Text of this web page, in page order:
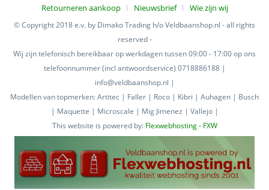
Retourneren aankoop
Nieuwsbrief Wie zijn wij
© Copyright 2018 e.v. by Dimako Trading h/o Veldbaanshop.nl - all rights
reserved -
Wij zijn telefonisch bereikbaar op werkdagen tussen 09:00 - 17:00 op ons
telefoonnummer (incl antwoordservice) 0718886188 |
info@veldbaanshop.nl |
Modellen van topmerken: Artitec | Faller | Roco | Kibri | Auhagen | Busch
| Maquette | Microscale | Mig Jimenez | Vallejo |
This website is powered by: Flexwebhosting - FXW